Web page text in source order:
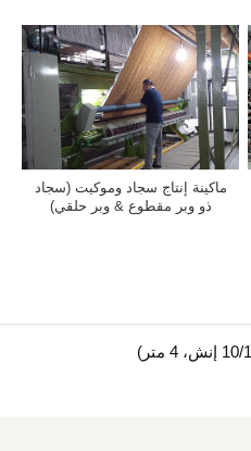
ماكينة إنتاج سجاد وموكيت (سجاد
ذو وبر مقطوع & وبر حلقي)